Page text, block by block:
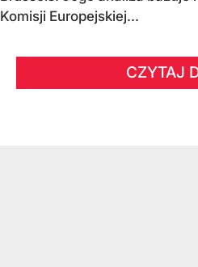
Komisji Europejskiej...
CZYTAJ